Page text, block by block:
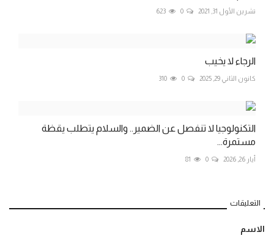
تشرين الأول 31, 2021 0
623
الرجاء لا يخيب
كانون الثاني 29, 2025 0
310
التكنولوجيا لا تنفصل عن الضمير.. والسلام يتطلب يقظة
مستمرة...
أيار 26, 2026 0
81
التعليقات
الاسم